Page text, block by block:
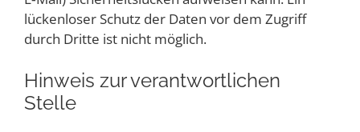
lücken­lo­ser Schutz der Daten vor dem Zugriff
durch Drit­te ist nicht möglich.
Hin­weis zur ver­ant­wort­li­chen
Stelle